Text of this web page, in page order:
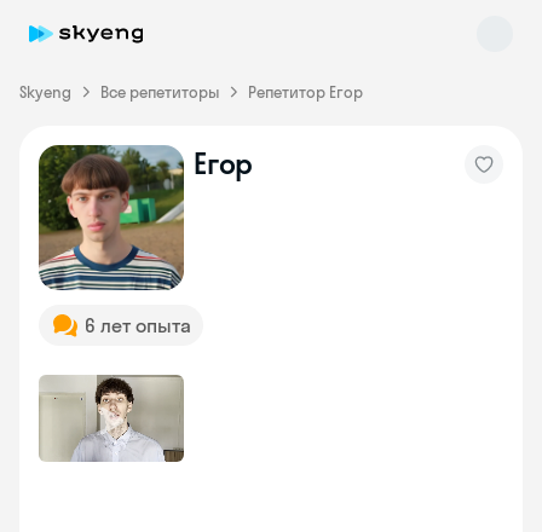
Skyeng Все репетиторы Репетитор Егор
Егор
6 лет опыта
Skyeng Chat
online